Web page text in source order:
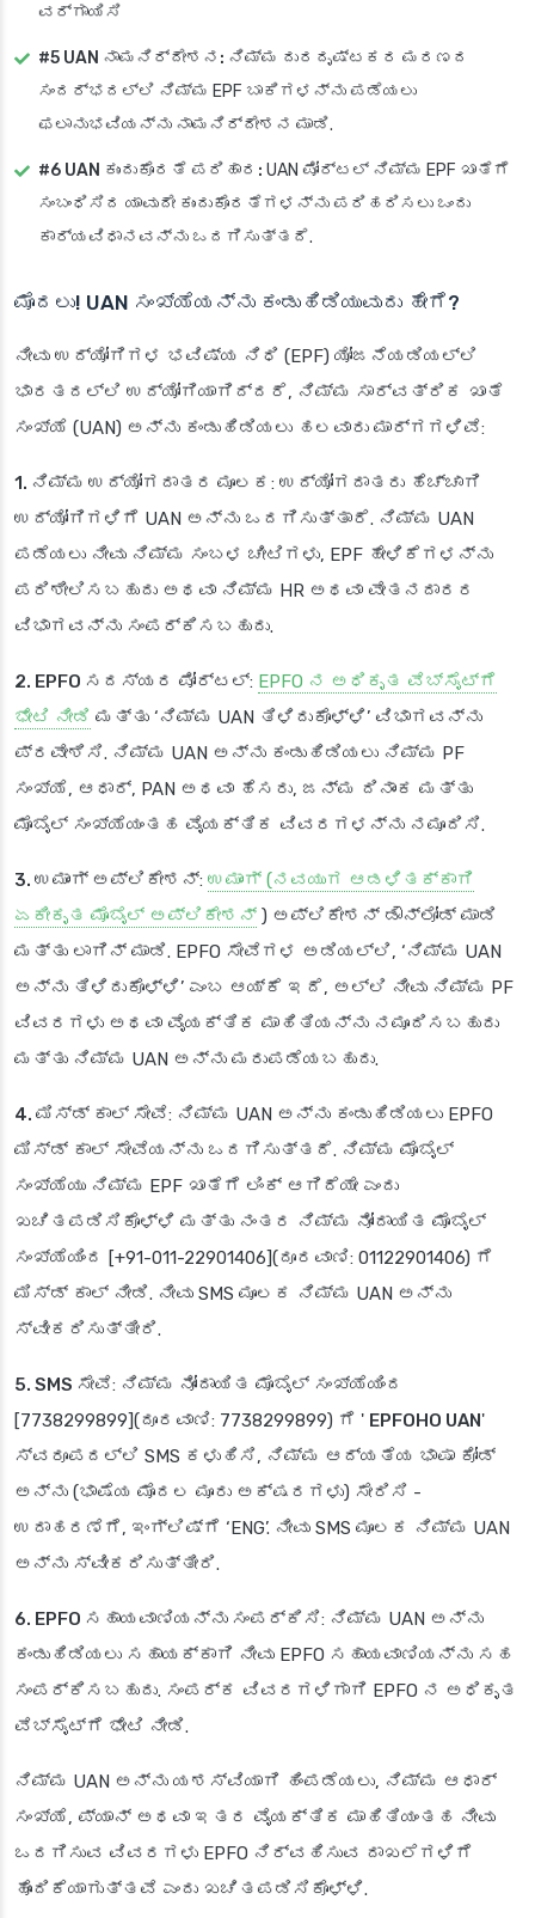
ವರ್ಗಾಯಿಸಿ
#5 UAN ನಾಮನಿರ್ದೇಶನ: ನಿಮ್ಮ ದುರದೃಷ್ಟಕರ ಮರಣದ
ಸಂದರ್ಭದಲ್ಲಿ ನಿಮ್ಮ EPF ಬಾಕಿಗಳನ್ನು ಪಡೆಯಲು
ಫಲಾನುಭವಿಯನ್ನು ನಾಮನಿರ್ದೇಶನ ಮಾಡಿ.
#6 UAN ಕುಂದುಕೊರತೆ ಪರಿಹಾರ: UAN ಪೋರ್ಟಲ್ ನಿಮ್ಮ EPF ಖಾತೆಗೆ
ಸಂಬಂಧಿಸಿದ ಯಾವುದೇ ಕುಂದುಕೊರತೆಗಳನ್ನು ಪರಿಹರಿಸಲು ಒಂದು
ಕಾರ್ಯವಿಧಾನವನ್ನು ಒದಗಿಸುತ್ತದೆ.
ಮೊದಲು! UAN ಸಂಖ್ಯೆಯನ್ನು ಕಂಡುಹಿಡಿಯುವುದು ಹೇಗೆ?
ನೀವು ಉದ್ಯೋಗಿಗಳ ಭವಿಷ್ಯ ನಿಧಿ (EPF) ಯೋಜನೆಯಡಿಯಲ್ಲಿ
ಭಾರತದಲ್ಲಿ ಉದ್ಯೋಗಿಯಾಗಿದ್ದರೆ, ನಿಮ್ಮ ಸಾರ್ವತ್ರಿಕ ಖಾತೆ
ಸಂಖ್ಯೆ (UAN) ಅನ್ನು ಕಂಡುಹಿಡಿಯಲು ಹಲವಾರು ಮಾರ್ಗಗಳಿವೆ:
1. ನಿಮ್ಮ ಉದ್ಯೋಗದಾತರ ಮೂಲಕ : ಉದ್ಯೋಗದಾತರು ಹೆಚ್ಚಾಗಿ
ಉದ್ಯೋಗಿಗಳಿಗೆ UAN ಅನ್ನು ಒದಗಿಸುತ್ತಾರೆ. ನಿಮ್ಮ UAN
ಪಡೆಯಲು ನೀವು ನಿಮ್ಮ ಸಂಬಳ ಚೀಟಿಗಳು, EPF ಹೇಳಿಕೆಗಳನ್ನು
ಪರಿಶೀಲಿಸಬಹುದು ಅಥವಾ ನಿಮ್ಮ HR ಅಥವಾ ವೇತನದಾರರ
ವಿಭಾಗವನ್ನು ಸಂಪರ್ಕಿಸಬಹುದು.
2. EPFO ಸದಸ್ಯರ ಪೋರ್ಟಲ್: EPFO ನ ಅಧಿಕೃತ ವೆಬ್‌ಸೈಟ್‌ಗೆ
ಭೇಟಿ ನೀಡಿ ಮತ್ತು ‘ನಿಮ್ಮ UAN ತಿಳಿದುಕೊಳ್ಳಿ’ ವಿಭಾಗವನ್ನು
ಪ್ರವೇಶಿಸಿ. ನಿಮ್ಮ UAN ಅನ್ನು ಕಂಡುಹಿಡಿಯಲು ನಿಮ್ಮ PF
ಸಂಖ್ಯೆ, ಆಧಾರ್, PAN ಅಥವಾ ಹೆಸರು, ಜನ್ಮ ದಿನಾಂಕ ಮತ್ತು
ಮೊಬೈಲ್ ಸಂಖ್ಯೆಯಂತಹ ವೈಯಕ್ತಿಕ ವಿವರಗಳನ್ನು ನಮೂದಿಸಿ.
3. ಉಮಾಂಗ್ ಅಪ್ಲಿಕೇಶನ್: ಉಮಾಂಗ್ (ನವಯುಗ ಆಡಳಿತಕ್ಕಾಗಿ
ಏಕೀಕೃತ ಮೊಬೈಲ್ ಅಪ್ಲಿಕೇಶನ್ ) ಅಪ್ಲಿಕೇಶನ್ ಡೌನ್‌ಲೋಡ್ ಮಾಡಿ
ಮತ್ತು ಲಾಗಿನ್ ಮಾಡಿ. EPFO ಸೇವೆಗಳ ಅಡಿಯಲ್ಲಿ, ‘ನಿಮ್ಮ UAN
ಅನ್ನು ತಿಳಿದುಕೊಳ್ಳಿ’ ಎಂಬ ಆಯ್ಕೆ ಇದೆ, ಅಲ್ಲಿ ನೀವು ನಿಮ್ಮ PF
ವಿವರಗಳು ಅಥವಾ ವೈಯಕ್ತಿಕ ಮಾಹಿತಿಯನ್ನು ನಮೂದಿಸಬಹುದು
ಮತ್ತು ನಿಮ್ಮ UAN ಅನ್ನು ಮರುಪಡೆಯಬಹುದು.
4. ಮಿಸ್ಡ್ ಕಾಲ್ ಸೇವೆ: ನಿಮ್ಮ UAN ಅನ್ನು ಕಂಡುಹಿಡಿಯಲು EPFO
ಮಿಸ್ಡ್ ಕಾಲ್ ಸೇವೆಯನ್ನು ಒದಗಿಸುತ್ತದೆ. ನಿಮ್ಮ ಮೊಬೈಲ್
ಸಂಖ್ಯೆಯು ನಿಮ್ಮ EPF ಖಾತೆಗೆ ಲಿಂಕ್ ಆಗಿದೆಯೇ ಎಂದು
ಖಚಿತಪಡಿಸಿಕೊಳ್ಳಿ ಮತ್ತು ನಂತರ ನಿಮ್ಮ ನೋಂದಾಯಿತ ಮೊಬೈಲ್
ಸಂಖ್ಯೆಯಿಂದ [+91-011-22901406](ದೂರವಾಣಿ: 01122901406) ಗೆ
ಮಿಸ್ಡ್ ಕಾಲ್ ನೀಡಿ. ನೀವು SMS ಮೂಲಕ ನಿಮ್ಮ UAN ಅನ್ನು
ಸ್ವೀಕರಿಸುತ್ತೀರಿ.
5. SMS ಸೇವೆ: ನಿಮ್ಮ ನೋಂದಾಯಿತ ಮೊಬೈಲ್ ಸಂಖ್ಯೆಯಿಂದ
[7738299899](ದೂರವಾಣಿ: 7738299899) ಗೆ ' EPFOHO UAN'
ಸ್ವರೂಪದಲ್ಲಿ SMS ಕಳುಹಿಸಿ, ನಿಮ್ಮ ಆದ್ಯತೆಯ ಭಾಷಾ ಕೋಡ್
ಅನ್ನು (ಭಾಷೆಯ ಮೊದಲ ಮೂರು ಅಕ್ಷರಗಳು) ಸೇರಿಸಿ -
ಉದಾಹರಣೆಗೆ, ಇಂಗ್ಲಿಷ್‌ಗೆ ‘ENG’. ನೀವು SMS ಮೂಲಕ ನಿಮ್ಮ UAN
ಅನ್ನು ಸ್ವೀಕರಿಸುತ್ತೀರಿ.
6. EPFO ಸಹಾಯವಾಣಿಯನ್ನು ಸಂಪರ್ಕಿಸಿ: ನಿಮ್ಮ UAN ಅನ್ನು
ಕಂಡುಹಿಡಿಯಲು ಸಹಾಯಕ್ಕಾಗಿ ನೀವು EPFO ಸಹಾಯವಾಣಿಯನ್ನು ಸಹ
ಸಂಪರ್ಕಿಸಬಹುದು. ಸಂಪರ್ಕ ವಿವರಗಳಿಗಾಗಿ EPFO ನ ಅಧಿಕೃತ
ವೆಬ್‌ಸೈಟ್‌ಗೆ ಭೇಟಿ ನೀಡಿ.
ನಿಮ್ಮ UAN ಅನ್ನು ಯಶಸ್ವಿಯಾಗಿ ಹಿಂಪಡೆಯಲು, ನಿಮ್ಮ ಆಧಾರ್
ಸಂಖ್ಯೆ, ಪ್ಯಾನ್ ಅಥವಾ ಇತರ ವೈಯಕ್ತಿಕ ಮಾಹಿತಿಯಂತಹ ನೀವು
ಒದಗಿಸುವ ವಿವರಗಳು EPFO ನಿರ್ವಹಿಸುವ ದಾಖಲೆಗಳಿಗೆ
ಹೊಂದಿಕೆಯಾಗುತ್ತವೆ ಎಂದು ಖಚಿತಪಡಿಸಿಕೊಳ್ಳಿ.